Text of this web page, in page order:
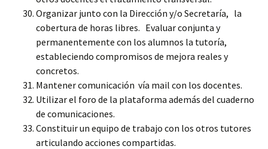
Organizar junto con la Dirección y/o Secretaría, la
cobertura de horas libres. Evaluar conjunta y
permanentemente con los alumnos la tutoría,
estableciendo compromisos de mejora reales y
concretos.
Mantener comunicación vía mail con los docentes.
Utilizar el foro de la plataforma además del cuaderno
de comunicaciones.
Constituir un equipo de trabajo con los otros tutores
articulando acciones compartidas.